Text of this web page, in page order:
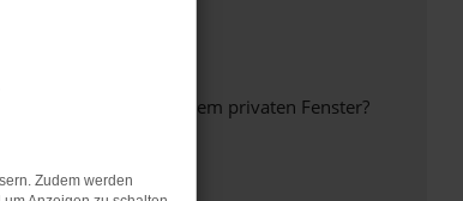
Browser oder in einem privaten Fenster?
Zudem werden